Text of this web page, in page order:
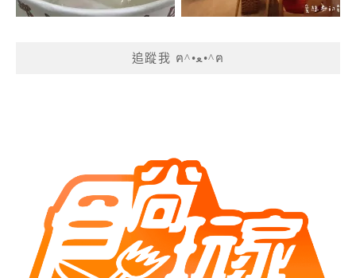
追蹤我 ฅ^•ﻌ•^ฅ